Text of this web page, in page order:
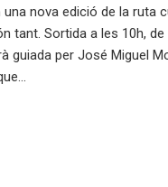
nova edició de la ruta
tant. Sortida a les 10h,
guiada per José Miguel